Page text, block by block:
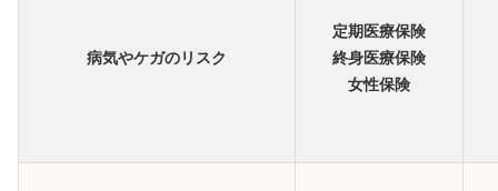
病気やケガのリスク
定期医療保険
終身医療保険
女性保険